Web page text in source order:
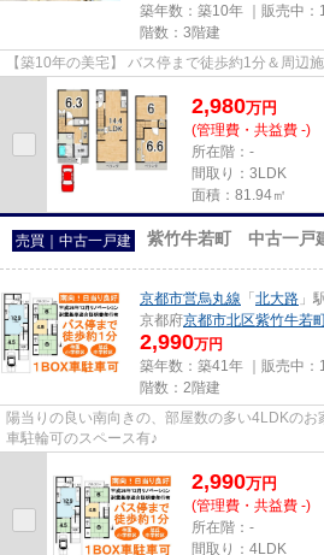
築年数：築10年 ｜販売中：
階数：3階建
【築10年の美宅】 バス停まで徒歩約1分＆周辺
2,980万円
(管理費・共益費 -)
所在階：-
間取り：3LDK
面積：81.94㎡
売買｜中古一戸建 紫竹牛若町 中古一戸
京都市営烏丸線 「 北大路 」
京都府京都市北区紫竹牛若
2,990万円
築年数：築41年 ｜販売中：
階数：2階建
陽当りの良い南向きの、部屋数の多い4LDKの
車駐輪可のスペース有♪
2,990万円
(管理費・共益費 -)
所在階：-
間取り：4LDK